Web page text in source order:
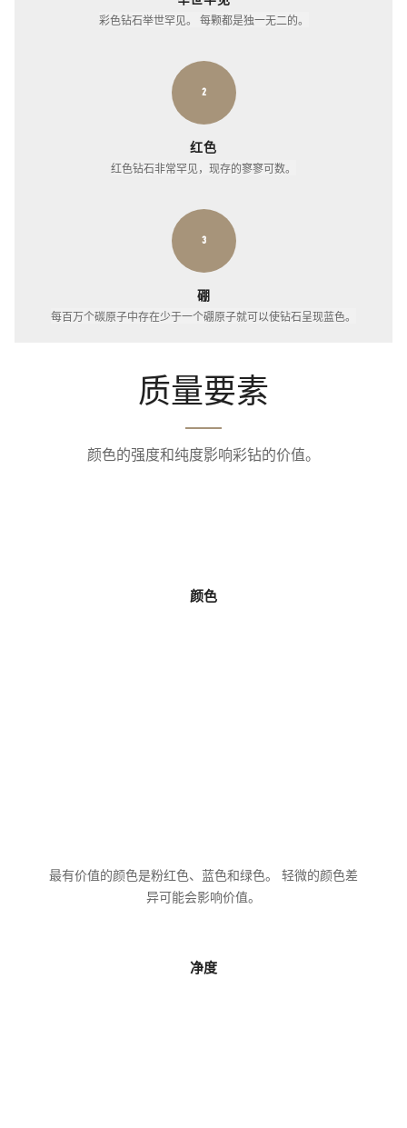
彩色钻石举世罕见。 每颗都是独一无二的。
2
红色
红色钻石非常罕见，现存的寥寥可数。
3
硼
每百万个碳原子中存在少于一个硼原子就可以使钻石呈现蓝色。
质量要素
颜色的强度和纯度影响彩钻的价值。
颜色
最有价值的颜色是粉红色、蓝色和绿色。 轻微的颜色差
异可能会影响价值。
净度